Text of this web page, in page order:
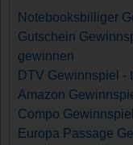
Notebooksbilliger
Gutschein
gewinnen
DTV Gewinnspiel -
Amazon
Compo
Europa Passage